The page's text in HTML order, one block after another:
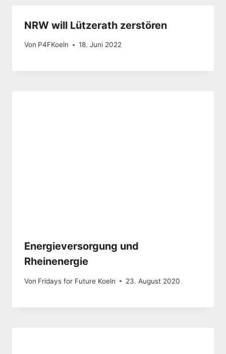
NRW will Lützerath zerstören
Von P4FKoeln 18. Juni 2022
Energieversorgung und
Rheinenergie
Von Fridays for Future Koeln 23. August 2020